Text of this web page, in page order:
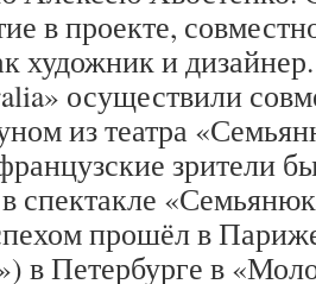
в проекте,
художник и
осуществили
из театра
зрители
спектакле
прошёл в
в Петербурге в